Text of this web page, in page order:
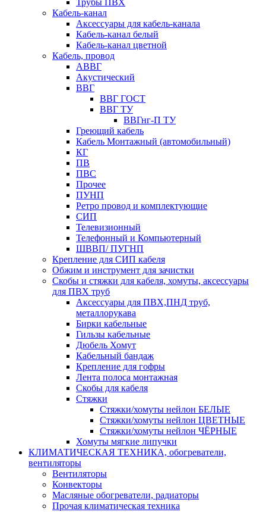
Трубы ПВХ
Кабель-канал
Аксессуары для кабель-канала
Кабель-канал белый
Кабель-канал цветной
Кабель, провод
АВВГ
Акустический
ВВГ
ВВГ ГОСТ
ВВГ ТУ
ВВГнг-П ТУ
Греющий кабель
Кабель Монтажный (автомобильный)
КГ
ПВ
ПВС
Прочее
ПУНП
Ретро провод и комплектующие
СИП
Телевизионный
Телефонный и Компьютерный
ШВВП/ ПУГНП
Крепление для СИП кабеля
Обжим и инструмент для зачистки
Скобы и стяжки для кабеля, хомуты, аксессуары
для ПВХ труб
Аксессуары для ПВХ,ПНД труб,
металлорукава
Бирки кабельные
Гильзы кабельные
Дюбель Хомут
Кабельный бандаж
Крепление для гофры
Лента полоса монтажная
Скобы для кабеля
Стяжки
Стяжки/хомуты нейлон БЕЛЫЕ
Стяжки/хомуты нейлон ЦВЕТНЫЕ
Стяжки/хомуты нейлон ЧЁРНЫЕ
Хомуты мягкие липучки
КЛИМАТИЧЕСКАЯ ТЕХНИКА, обогреватели,
вентиляторы
Вентиляторы
Конвекторы
Масляные обогреватели, радиаторы
Прочая климатическая техника